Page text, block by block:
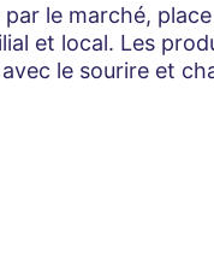
le marché,
et local. Les
le sourire et